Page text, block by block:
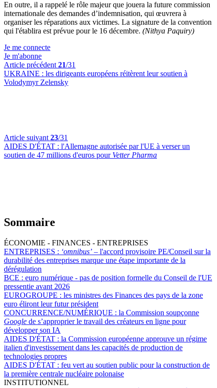
En outre, il a rappelé le rôle majeur que jouera la future commission
internationale des demandes d’indemnisation, qui œuvrera à
organiser les réparations aux victimes. La signature de la convention
qui l'établira est prévue pour le 16 décembre. (Nithya Paquiry)
Je me connecte
Je m'abonne
Article précédent 21/31
UKRAINE : les dirigeants européens réitèrent leur soutien à
Volodymyr Zelensky
Article suivant 23/31
AIDES D'ÉTAT : l'Allemagne autorisée par l'UE à verser un
soutien de 47 millions d'euros pour Vetter Pharma
Sommaire
ÉCONOMIE - FINANCES - ENTREPRISES
ENTREPRISES : ‘omnibus’ – l'accord provisoire PE/Conseil sur la
durabilité des entreprises marque une étape importante de la
dérégulation
BCE : euro numérique - pas de position formelle du Conseil de l'UE
pressentie avant 2026
EUROGROUPE : les ministres des Finances des pays de la zone
euro éliront leur futur président
CONCURRENCE/NUMÉRIQUE : la Commission soupçonne
Google de s’approprier le travail des créateurs en ligne pour
développer son IA
AIDES D'ÉTAT : la Commission européenne approuve un régime
italien d'investissement dans les capacités de production de
technologies propres
AIDES D'ÉTAT : feu vert au soutien public pour la construction de
la première centrale nucléaire polonaise
INSTITUTIONNEL